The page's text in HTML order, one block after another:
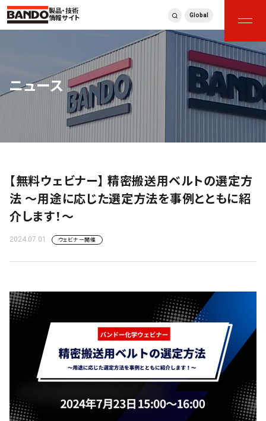
製品・技術
情報サイト
Global
ニュース
【無料ウェビナー】 精密搬送用ベルトの選定方
法 ～用途に応じた選定方法を事例とともに紹
介します！～
2024.07.01 ウェビナー開催